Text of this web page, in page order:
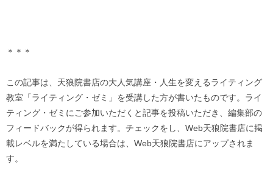
＊＊＊
この記事は、天狼院書店の大人気講座・人生を変えるライティング
教室「ライティング・ゼミ」を受講した方が書いたものです。ライ
ティング・ゼミにご参加いただくと記事を投稿いただき、編集部の
フィードバックが得られます。チェックをし、Web天狼院書店に掲
載レベルを満たしている場合は、Web天狼院書店にアップされま
す。